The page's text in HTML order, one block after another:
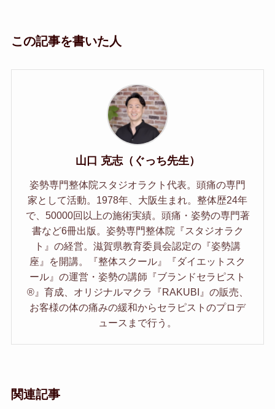
この記事を書いた人
山口 克志（ぐっち先生）
姿勢専門整体院スタジオラクト代表。頭痛の専門
家として活動。1978年、大阪生まれ。整体歴24年
で、50000回以上の施術実績。頭痛・姿勢の専門著
書など6冊出版。姿勢専門整体院『スタジオラク
ト』の経営。滋賀県教育委員会認定の『姿勢講
座』を開講。『整体スクール』『ダイエットスク
ール』の運営・姿勢の講師『ブランドセラピスト
®︎』育成、オリジナルマクラ『RAKUBI』の販売、
お客様の体の痛みの緩和からセラピストのプロデ
ュースまで行う。
関連記事